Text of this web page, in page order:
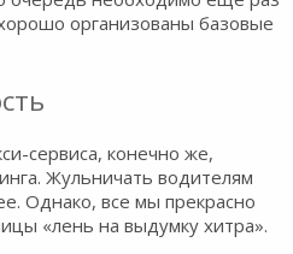
организованы базовые
сервиса, конечно же,
Жульничать водителям
Однако, все мы прекрасно
«лень на выдумку хитра».